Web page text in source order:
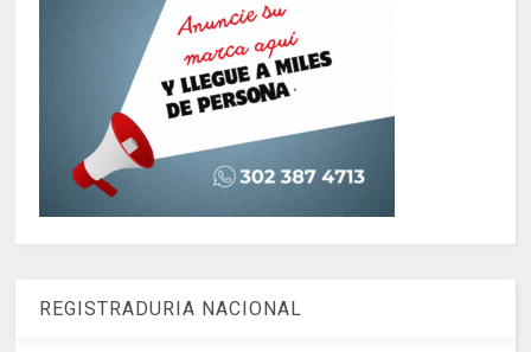
REGISTRADURIA NACIONAL